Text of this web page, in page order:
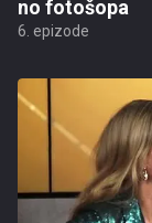
no fotošopa
6. epizode